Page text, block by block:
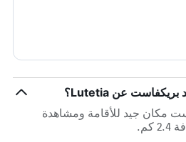
بريكفاست مكان جيد للأقامة ومشاهدة